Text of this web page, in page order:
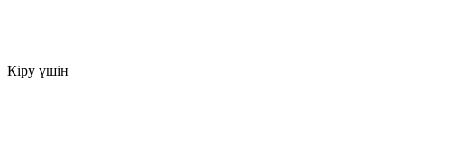
Кіру үшін